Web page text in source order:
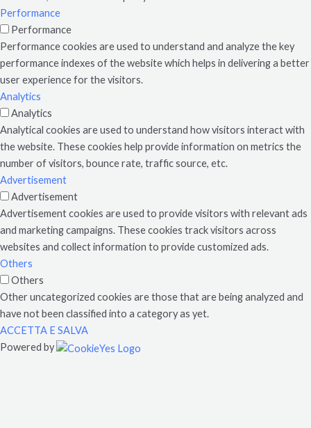
Performance
Performance
Performance cookies are used to understand and analyze the key
performance indexes of the website which helps in delivering a better
user experience for the visitors.
Analytics
Analytics
Analytical cookies are used to understand how visitors interact with
the website. These cookies help provide information on metrics the
number of visitors, bounce rate, traffic source, etc.
Advertisement
Advertisement
Advertisement cookies are used to provide visitors with relevant ads
and marketing campaigns. These cookies track visitors across
websites and collect information to provide customized ads.
Others
Others
Other uncategorized cookies are those that are being analyzed and
have not been classified into a category as yet.
ACCETTA E SALVA
Powered by